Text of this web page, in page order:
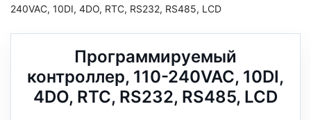
240VAC, 10DI, 4DO, RTC, RS232, RS485, LCD
Программируемый
контроллер, 110-240VAC, 10DI,
4DO, RTC, RS232, RS485, LCD